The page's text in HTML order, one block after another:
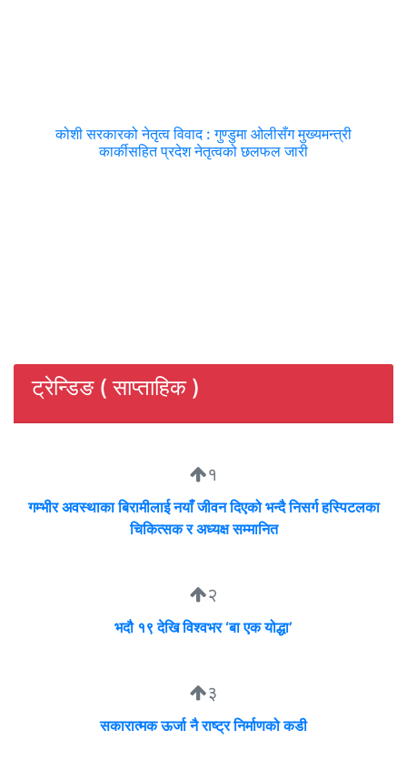
कोशी सरकारको नेतृत्व विवाद : गुण्डुमा ओलीसँग मुख्यमन्त्री
कार्कीसहित प्रदेश नेतृत्वको छलफल जारी
ट्रेन्डिङ ( साप्ताहिक )
१
गम्भीर अवस्थाका बिरामीलाई नयाँ जीवन दिएको भन्दै निसर्ग हस्पिटलका
चिकित्सक र अध्यक्ष सम्मानित
२
भदौ १९ देखि विश्वभर ‘बा एक योद्धा’
३
सकारात्मक ऊर्जा नै राष्ट्र निर्माणको कडी